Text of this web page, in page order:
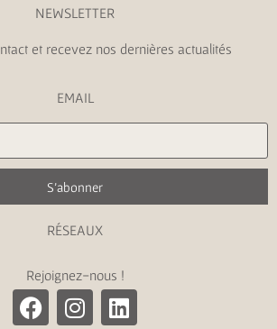
NEWSLETTER
et recevez nos dernières actualités
EMAIL
S'abonner
RÉSEAUX
Rejoignez-nous !